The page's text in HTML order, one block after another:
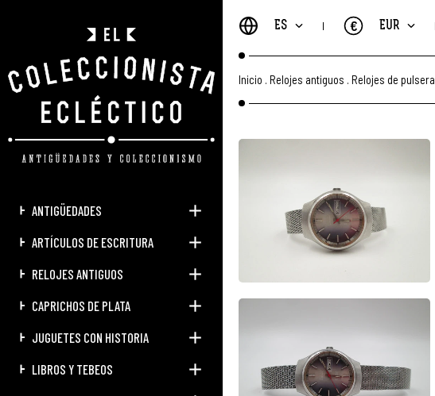
ANTIGÜEDADES
ARTÍCULOS DE ESCRITURA
RELOJES ANTIGUOS
CAPRICHOS DE PLATA
JUGUETES CON HISTORIA
LIBROS Y TEBEOS
ES EUR
€
Inicio Relojes antiguos Relojes de pulsera